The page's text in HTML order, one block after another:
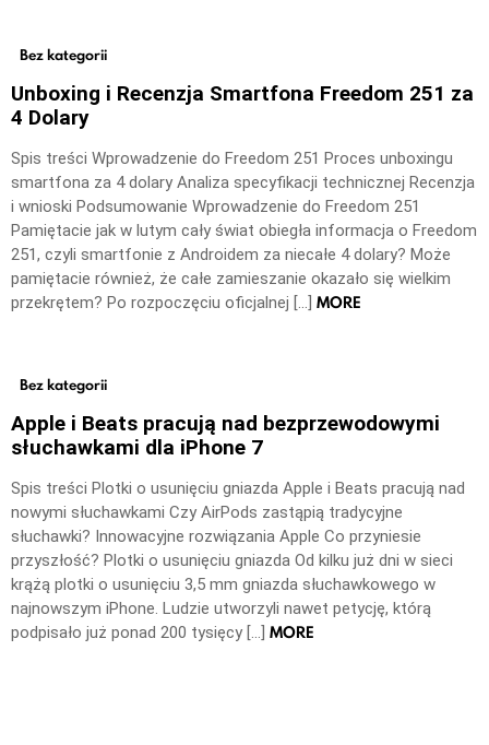
Bez kategorii
Unboxing i Recenzja Smartfona Freedom 251 za
4 Dolary
Spis treści Wprowadzenie do Freedom 251 Proces unboxingu
smartfona za 4 dolary Analiza specyfikacji technicznej Recenzja
i wnioski Podsumowanie Wprowadzenie do Freedom 251
Pamiętacie jak w lutym cały świat obiegła informacja o Freedom
251, czyli smartfonie z Androidem za niecałe 4 dolary? Może
pamiętacie również, że całe zamieszanie okazało się wielkim
przekrętem? Po rozpoczęciu oficjalnej […] MORE
Bez kategorii
Apple i Beats pracują nad bezprzewodowymi
słuchawkami dla iPhone 7
Spis treści Plotki o usunięciu gniazda Apple i Beats pracują nad
nowymi słuchawkami Czy AirPods zastąpią tradycyjne
słuchawki? Innowacyjne rozwiązania Apple Co przyniesie
przyszłość? Plotki o usunięciu gniazda Od kilku już dni w sieci
krążą plotki o usunięciu 3,5 mm gniazda słuchawkowego w
najnowszym iPhone. Ludzie utworzyli nawet petycję, którą
podpisało już ponad 200 tysięcy […] MORE